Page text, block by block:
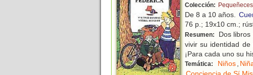
Colección:
De 8 a 10 años.
76 p.; 19x10 cm.;
Resumen:
Dos
vivir su identidad
¡Para cada uno su
Temática: Niños,